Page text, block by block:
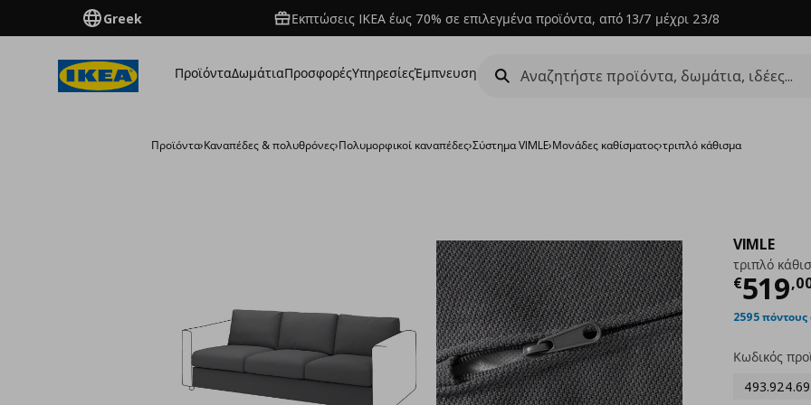
Greek Εκπτώσεις IKEA έως 70% σε επιλεγμένα προϊόντα, από 13/7 μέχρι 23/8
ΠροϊόνταΔωμάτιαΠροσφορέςΥπηρεσίεςΈμπνευση
Προϊόντα›Καναπέδες & πολυθρόνες›Πολυμορφικοί καναπέδες›Σύστημα VIMLE›Μονάδες καθίσματος›τριπλό κάθισμα
VIMLE
τριπλό
€519,
2595
Κωδικός
493.924.69